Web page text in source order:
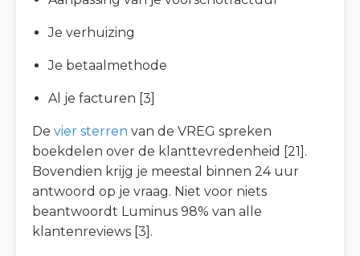
Je verhuizing
Je betaalmethode
Al je facturen [3]
De vier sterren van de VREG spreken
boekdelen over de klanttevredenheid [21].
Bovendien krijg je meestal binnen 24 uur
antwoord op je vraag. Niet voor niets
beantwoordt Luminus 98% van alle
klantenreviews [3].